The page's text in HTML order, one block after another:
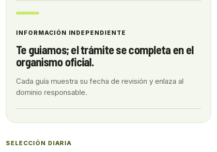
INFORMACIÓN INDEPENDIENTE
Te guiamos; el trámite se completa en el
organismo oficial.
Cada guía muestra su fecha de revisión y enlaza al
dominio responsable.
SELECCIÓN DIARIA